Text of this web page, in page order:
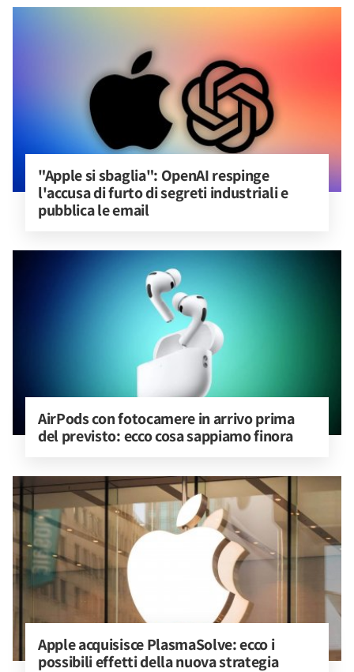
"Apple si sbaglia": OpenAI respinge
l'accusa di furto di segreti industriali e
pubblica le email
AirPods con fotocamere in arrivo prima
del previsto: ecco cosa sappiamo finora
Apple acquisisce PlasmaSolve: ecco i
possibili effetti della nuova strategia